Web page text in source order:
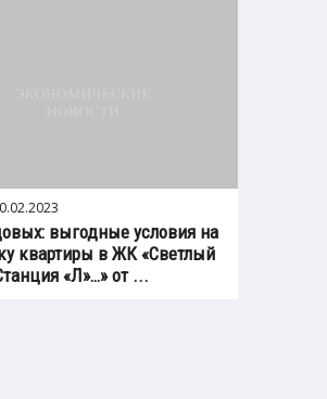
выгодные условия на
квартиры в ЖК «Светлый
«Л»…» от ...